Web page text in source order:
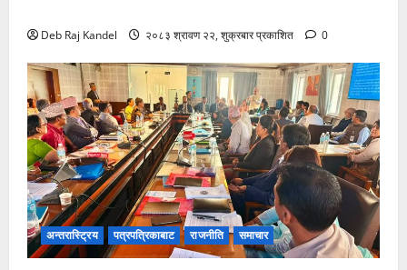
Deb Raj Kandel २०८३ श्रावण २२, शुक्रबार प्रकाशित 0
अन्तरास्ट्रिय पत्रपत्रिकाबाट राजनीति समाचार